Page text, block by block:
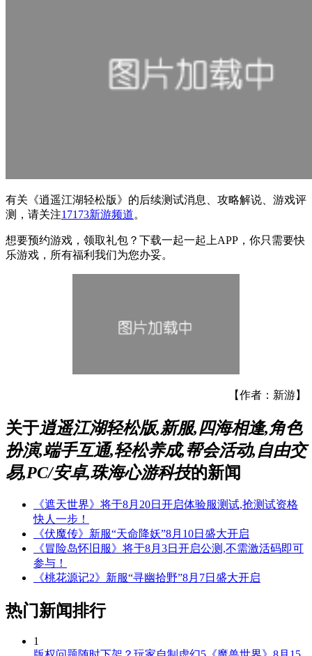
有关 《逍遥江湖轻松版》 的后续测试消息、攻略解说、游戏评
测，请关注17173新游频道。
想要预约游戏，领取礼包？下载一起一起上APP，你只需要快
乐游戏，所有福利我们为您办妥。
【作者：新游】
关于逍遥江湖轻松版,新服,四海相逢,角色
扮演,端手互通,轻松养成,帮会活动,自由交
易,PC/安卓,珠海心游科技的新闻
《遮天世界》将于8月20日开启体验服测试,抢测试资格
快人一步！
《伏魔传》新服“天命降妖”8月10日盛大开启
《冒险岛怀旧服》将于8月3日开启公测,不需激活码即可
参与！
《桃花源记2》新服“寻幽拾野”8月7日盛大开启
热门新闻排行
1